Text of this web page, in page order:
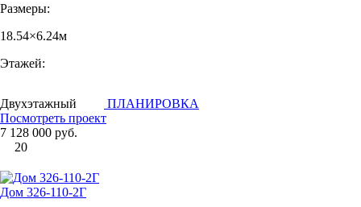
Размеры:
18.54×6.24м
Этажей:
Двухэтажный
ПЛАНИРОВКА
Посмотреть проект
7 128 000 руб.
20
Дом 326-110-2Г